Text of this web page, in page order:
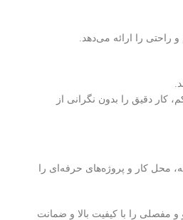
راحتی را ارائه می‌دهد.
کار دقیق را بدون نگرانی از
محل کار و پروژه‌های حرفه‌ای را
و مفصلی را با کیفیت بالا و ضمانت